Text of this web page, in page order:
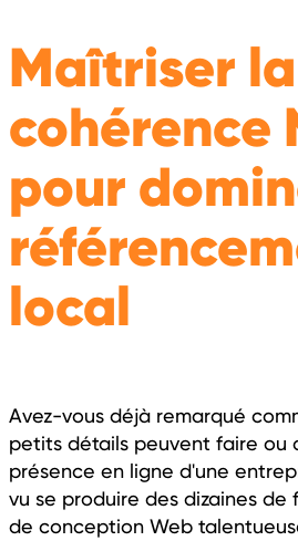
Maîtriser la
cohérence
pour
local
Avez-vous déjà remarqué
petits détails peuvent faire ou
présence en ligne d'une
vu se produire des dizaines de
de conception Web